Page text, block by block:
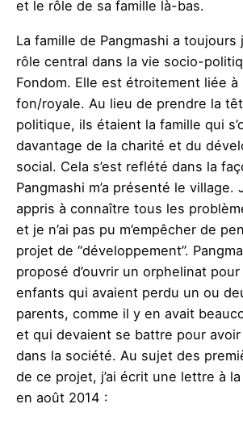
et le rôle de sa famille là-bas.
La famille de Pangmashi a toujours
rôle central dans la vie socio-
Fondom. Elle est étroitement liée à
fon/royale. Au lieu de prendre la
politique, ils étaient la famille qui
davantage de la charité et du
social. Cela s’est reflété dans la
Pangmashi m’a présenté le village.
appris à connaître tous les
et je n’ai pas pu m’empêcher de
projet de “développement”.
proposé d’ouvrir un orphelinat
enfants qui avaient perdu un ou
parents, comme il y en avait
et qui devaient se battre pour
dans la société. Au sujet des
de ce projet, j’ai écrit une lettre à
en août 2014 :